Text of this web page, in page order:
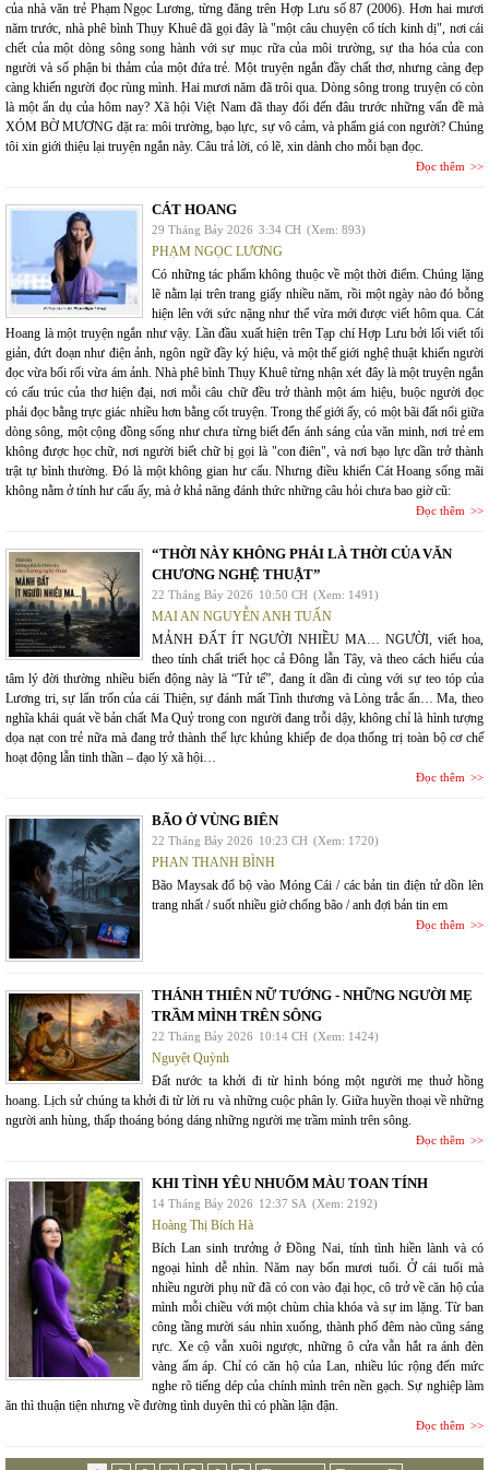
của nhà văn trẻ Phạm Ngọc Lương, từng đăng trên Hợp Lưu số 87 (2006). Hơn hai mươi
năm trước, nhà phê bình Thụy Khuê đã gọi đây là "một câu chuyện cổ tích kinh dị", nơi cái
chết của một dòng sông song hành với sự mục rữa của môi trường, sự tha hóa của con
người và số phận bi thảm của một đứa trẻ. Một truyện ngắn đầy chất thơ, nhưng càng đẹp
càng khiến người đọc rùng mình. Hai mươi năm đã trôi qua. Dòng sông trong truyện có còn
là một ẩn dụ của hôm nay? Xã hội Việt Nam đã thay đổi đến đâu trước những vấn đề mà
XÓM BỜ MƯƠNG đặt ra: môi trường, bạo lực, sự vô cảm, và phẩm giá con người? Chúng
tôi xin giới thiệu lại truyện ngắn này. Câu trả lời, có lẽ, xin dành cho mỗi bạn đọc.
Đọc thêm
CÁT HOANG
29 Tháng Bảy 2026 3:34 CH (Xem: 893)
PHẠM NGỌC LƯƠNG
Có những tác phẩm không thuộc về một thời điểm. Chúng lặng
lẽ nằm lại trên trang giấy nhiều năm, rồi một ngày nào đó bỗng
hiện lên với sức nặng như thể vừa mới được viết hôm qua. Cát
Hoang là một truyện ngắn như vậy. Lần đầu xuất hiện trên Tạp chí Hợp Lưu bởi lối viết tối
giản, đứt đoạn như điện ảnh, ngôn ngữ đầy ký hiệu, và một thế giới nghệ thuật khiến người
đọc vừa bối rối vừa ám ảnh. Nhà phê bình Thụy Khuê từng nhận xét đây là một truyện ngắn
có cấu trúc của thơ hiện đại, nơi mỗi câu chữ đều trở thành một ám hiệu, buộc người đọc
phải đọc bằng trực giác nhiều hơn bằng cốt truyện. Trong thế giới ấy, có một bãi đất nổi giữa
dòng sông, một cộng đồng sống như chưa từng biết đến ánh sáng của văn minh, nơi trẻ em
không được học chữ, nơi người biết chữ bị gọi là "con điên", và nơi bạo lực dần trở thành
trật tự bình thường. Đó là một không gian hư cấu. Nhưng điều khiến Cát Hoang sống mãi
không nằm ở tính hư cấu ấy, mà ở khả năng đánh thức những câu hỏi chưa bao giờ cũ:
Đọc thêm
“THỜI NÀY KHÔNG PHẢI LÀ THỜI CỦA VĂN
CHƯƠNG NGHỆ THUẬT”
22 Tháng Bảy 2026 10:50 CH (Xem: 1491)
MAI AN NGUYỄN ANH TUẤN
MẢNH ĐẤT ÍT NGƯỜI NHIỀU MA… NGƯỜI, viết hoa,
theo tính chất triết học cả Đông lẫn Tây, và theo cách hiểu của
tâm lý đời thường nhiều biến động này là “Tử tế”, đang ít dần đi cùng với sự teo tóp của
Lương tri, sự lẩn trốn của cái Thiện, sự đánh mất Tình thương và Lòng trắc ẩn… Ma, theo
nghĩa khái quát về bản chất Ma Quỷ trong con người đang trỗi dậy, không chỉ là hình tượng
dọa nạt con trẻ nữa mà đang trở thành thế lực khủng khiếp đe dọa thống trị toàn bộ cơ chế
hoạt động lẫn tinh thần – đạo lý xã hội…
Đọc thêm
BÃO Ở VÙNG BIÊN
22 Tháng Bảy 2026 10:23 CH (Xem: 1720)
PHAN THANH BÌNH
Bão Maysak đổ bộ vào Móng Cái / các bản tin điện tử dồn lên
trang nhất / suốt nhiều giờ chống bão / anh đợi bản tin em
Đọc thêm
THÁNH THIÊN NỮ TƯỚNG - NHỮNG NGƯỜI MẸ
TRẦM MÌNH TRÊN SÔNG
22 Tháng Bảy 2026 10:14 CH (Xem: 1424)
Nguyệt Quỳnh
Đất nước ta khởi đi từ hình bóng một người mẹ thuở hồng
hoang. Lịch sử chúng ta khởi đi từ lời ru và những cuộc phân ly. Giữa huyền thoại về những
người anh hùng, thấp thoáng bóng dáng những người mẹ trầm mình trên sông.
Đọc thêm
KHI TÌNH YÊU NHUỐM MÀU TOAN TÍNH
14 Tháng Bảy 2026 12:37 SA (Xem: 2192)
Hoàng Thị Bích Hà
Bích Lan sinh trưởng ở Đồng Nai, tính tình hiền lành và có
ngoại hình dễ nhìn. Năm nay bốn mươi tuổi. Ở cái tuổi mà
nhiều người phụ nữ đã có con vào đại học, cô trở về căn hộ của
mình mỗi chiều với một chùm chìa khóa và sự im lặng. Từ ban
công tầng mười sáu nhìn xuống, thành phố đêm nào cũng sáng
rực. Xe cộ vẫn xuôi ngược, những ô cửa vẫn hắt ra ánh đèn
vàng ấm áp. Chỉ có căn hộ của Lan, nhiều lúc rộng đến mức
nghe rõ tiếng dép của chính mình trên nền gạch. Sự nghiệp làm
ăn thì thuận tiện nhưng về đường tình duyên thì có phần lận đận.
Đọc thêm